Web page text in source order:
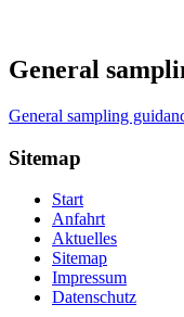
General
General sampling
Sitemap
Start
Anfahrt
Aktuelles
Sitemap
Impressum
Datenschutz